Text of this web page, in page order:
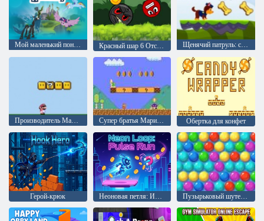
Мой маленький пони: Опекуны гармонии Красный шар 6 Отскок мяча Щенячий патруль: супер лапа
Производитель Марио 2 Супер братья Марио: Дорога к бесконечности Обертка для конфет
Герой-крюк Неоновая петля: Импульсный забег Пузырьковый шутер Аркада